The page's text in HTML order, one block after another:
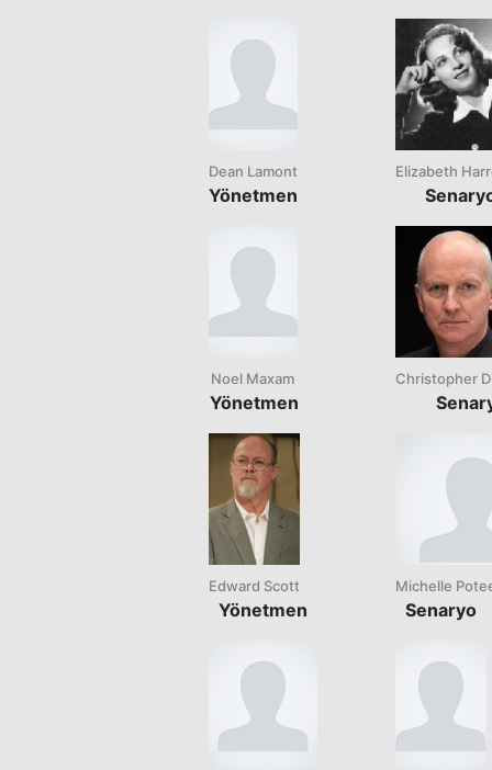
Dean Lamont
Yönetmen
Noel Maxam
Yönetmen
Edward Scott
Yönetmen
Elizabeth
Christopher
Michelle
Senaryo